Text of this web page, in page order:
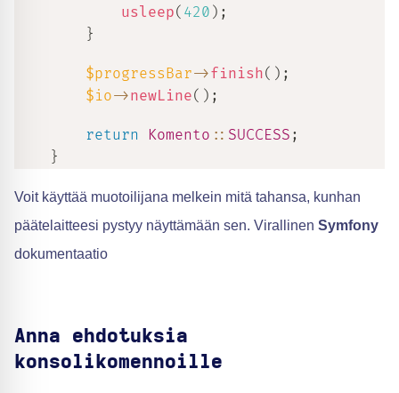
usleep( 420 ) ;
}
$progressBar->finish( ) ;
$io->newLine( ) ;
return
Komento :: SUCCESS ;
}
Voit käyttää muotoilijana melkein mitä tahansa, kunhan
päätelaitteesi pystyy näyttämään sen. Virallinen Symfony
dokumentaatio
Anna ehdotuksia
konsolikomennoille